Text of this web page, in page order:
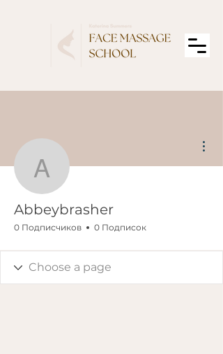
Abbeybrasher
Abbeybrasher
0 Подписчиков 0 Подписок